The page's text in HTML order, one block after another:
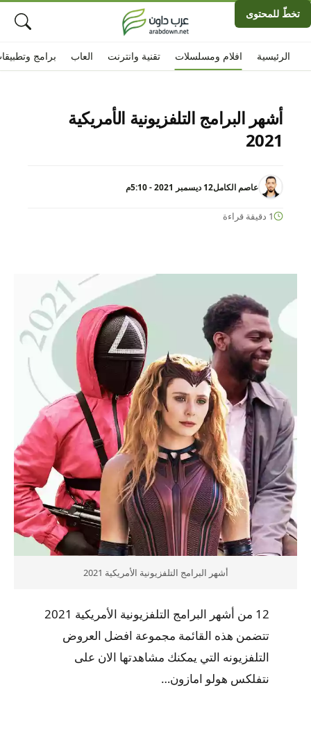
تخطّ للمحتوى
الرئيسية افلام ومسلسلات تقنية وانترنت العاب برامج
أشهر البرامج التلفزيونية الأمريكية
2021
عاصم الكامل12 ديسمبر 2021 - 5:10م
1 دقيقة قراءة
أشهر البرامج التلفزيونية الأمريكية 2021
12 من أشهر البرامج التلفزيونية الأمريكية 2021
تتضمن هذه القائمة مجموعة افضل العروض
التلفزيونه التي يمكنك مشاهدتها الان على
نتفلكس هولو امازون…